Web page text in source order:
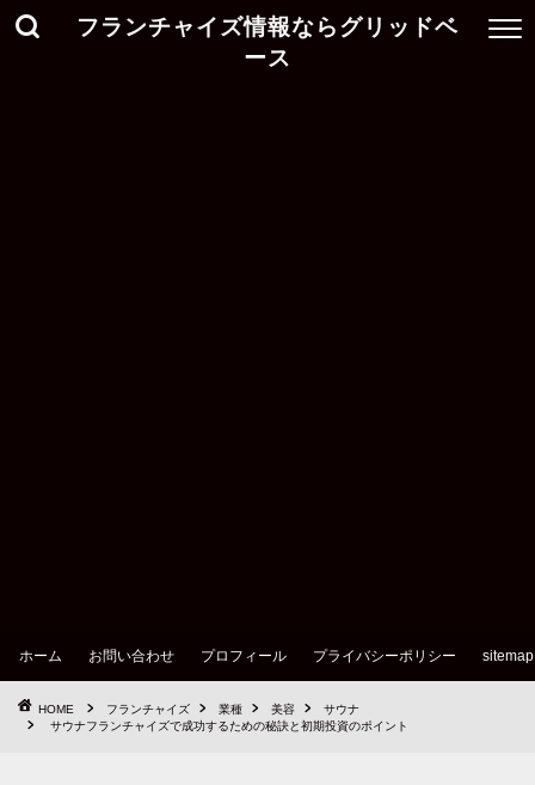
フランチャイズ情報ならグリッドベ
ース
ホーム お問い合わせ プロフィール プライバシーポリシー sitemap
HOME フランチャイズ 業種 美容
サウナ
サウナフランチャイズで成功するための秘訣と初期投資のポイント